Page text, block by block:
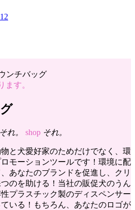
12
ンチバッグ
ます。
それ。 shop それ。
と犬愛好家のためだけでなく、環
モーションツールです！環境に配
あなたのブランドを促進し、クリ
のを助ける！当社の販促犬のうん
プラスチック製のディスペンサー
いる！もちろん、あなたのロゴが